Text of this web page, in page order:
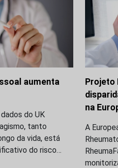
aumenta
do UK
tanto
da vida, está
do risco…
Projeto
na
A